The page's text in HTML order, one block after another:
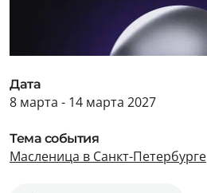
Дата
8 марта - 14 марта 2027
Тема события
Масленица в Санкт-Петербурге